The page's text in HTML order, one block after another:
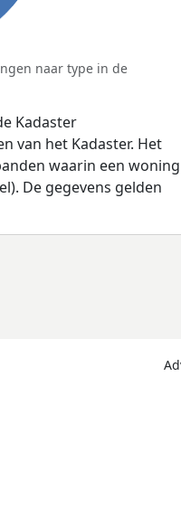
naar type in de
Kadaster
van het Kadaster. Het
waarin een woning
De gegevens gelden